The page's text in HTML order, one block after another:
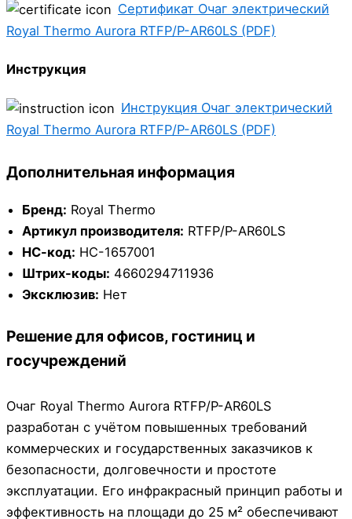
Сертификат Очаг электрический
Royal Thermo Aurora RTFP/P-AR60LS (PDF)
Инструкция
Инструкция Очаг электрический
Royal Thermo Aurora RTFP/P-AR60LS (PDF)
Дополнительная информация
Бренд: Royal Thermo
Артикул производителя: RTFP/P-AR60LS
НС-код: НС-1657001
Штрих-коды: 4660294711936
Эксклюзив: Нет
Решение для офисов, гостиниц и
госучреждений
Очаг Royal Thermo Aurora RTFP/P-AR60LS
разработан с учётом повышенных требований
коммерческих и государственных заказчиков к
безопасности, долговечности и простоте
эксплуатации. Его инфракрасный принцип работы и
эффективность на площади до 25 м² обеспечивают